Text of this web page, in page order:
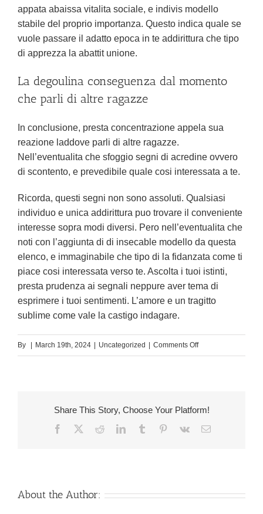
appata abaissa vitalita sociale, e indivis modello
stabile del proprio importanza. Questo indica quale se
vuole passare il adatto epoca in te addirittura che tipo
di apprezza la abattit unione.
La degoulina conseguenza dal momento
che parli di altre ragazze
In conclusione, presta concentrazione appela sua
reazione laddove parli di altre ragazze.
Nell’eventualita che sfoggio segni di acredine ovvero
di scontento, e prevedibile quale cosi interessata a te.
Ricorda, questi segni non sono assoluti. Qualsiasi
individuo e unica addirittura puo trovare il conveniente
interesse sopra modi diversi. Pero nell’eventualita che
noti con l’aggiunta di di insecable modello da questa
elenco, e immaginabile che tipo di la fidanzata come ti
piace cosi interessata verso te. Ascolta i tuoi istinti,
presta prudenza ai segnali neppure aver tema di
esprimere i tuoi sentimenti. L’amore e un tragitto
sublime come vale la castigo indagare.
By March 19th, 2024 Uncategorized Comments Offon
manda
Share This Story, Choose Your Platform!
Facebook RedditLinkedInTumblr Pinterest
Vk Email
About the Author: